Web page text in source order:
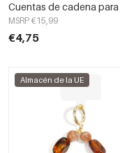
MSRP €15,99
€4,75
Almacén de la UE